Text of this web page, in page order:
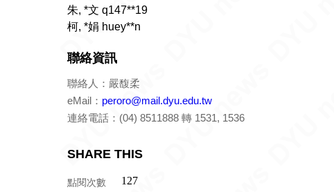
朱, *文 q147**19
柯, *娟 huey**n
聯絡資訊
聯絡人：嚴馥柔
eMail： peroro@mail.dyu.edu.tw
連絡電話：(04) 8511888 轉 1531, 1536
SHARE THIS
點閱次數